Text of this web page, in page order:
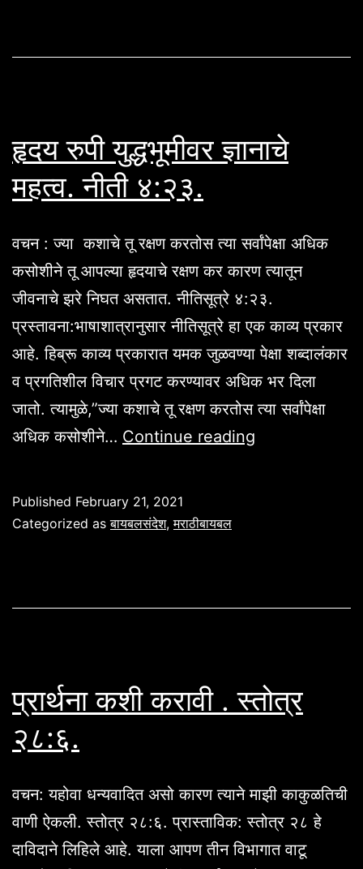
११:१-११,
हृदय रुपी युद्धभूमीवर ज्ञानाचे
महत्व. नीती ४:२३.
वचन : ज्या कशाचे तू रक्षण करतोस त्या सर्वांपेक्षा अधिक
कसोशीने तू आपल्या हृदयाचे रक्षण कर कारण त्यातून
जीवनाचे झरे निघत असतात. नीतिसूत्रे ४:२३.
प्रस्तावना:भाषाशात्रानुसार नीतिसूत्रे हा एक काव्य प्रकार
आहे. हिब्रू काव्य प्रकारात यमक जुळवण्या पेक्षा शब्दालंकार
व प्रगतिशील विचार प्रगट करण्यावर अधिक भर दिला
जातो. त्यामुळे,”ज्या कशाचे तू रक्षण करतोस त्या सर्वांपेक्षा
अधिक कसोशीने… Continue reading
Published February 21, 2021
Categorized asबायबलसंदेश,मराठीबायबल
प्रार्थना कशी करावी . स्तोत्र
२८:६.
वचन: यहोवा धन्यवादित असो कारण त्याने माझी काकुळतिची
वाणी ऐकली. स्तोत्र २८:६. प्रास्ताविक: स्तोत्र २८ हे
दाविदाने लिहिले आहे. याला आपण तीन विभागात वाटू